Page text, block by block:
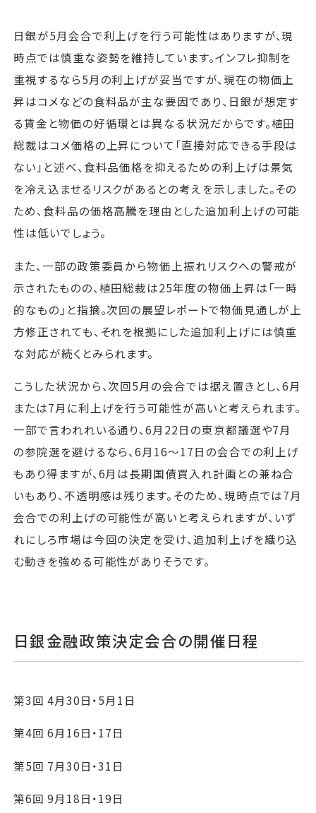
日銀が5月会合で利上げを行う可能性はありますが、現
時点では慎重な姿勢を維持しています。インフレ抑制を
重視するなら5月の利上げが妥当ですが、現在の物価上
昇はコメなどの食料品が主な要因であり、日銀が想定す
る賃金と物価の好循環とは異なる状況だからです。植田
総裁はコメ価格の上昇について「直接対応できる手段は
ない」と述べ、食料品価格を抑えるための利上げは景気
を冷え込ませるリスクがあるとの考えを示しました。その
ため、食料品の価格高騰を理由とした追加利上げの可能
性は低いでしょう。
また、一部の政策委員から物価上振れリスクへの警戒が
示されたものの、植田総裁は25年度の物価上昇は「一時
的なもの」と指摘。次回の展望レポートで物価見通しが上
方修正されても、それを根拠にした追加利上げには慎重
な対応が続くとみられます。
こうした状況から、次回5月の会合では据え置きとし、6月
または7月に利上げを行う可能性が高いと考えられます。
一部で言われれいる通り、6月22日の東京都議選や7月
の参院選を避けるなら、6月16～17日の会合での利上げ
もあり得ますが、6月は長期国債買入れ計画との兼ね合
いもあり、不透明感は残ります。そのため、現時点では7月
会合での利上げの可能性が高いと考えられますが、いず
れにしろ市場は今回の決定を受け、追加利上げを織り込
む動きを強める可能性がありそうです。
日銀金融政策決定会合の開催日程
第3回 4月30日・5月1日
第4回 6月16日・17日
第5回 7月30日・31日
第6回 9月18日・19日